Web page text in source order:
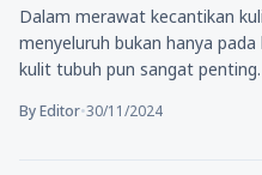
Dalam merawat kecantikan
menyeluruh bukan hanya
kulit tubuh pun sangat
By Editor•30/11/2024